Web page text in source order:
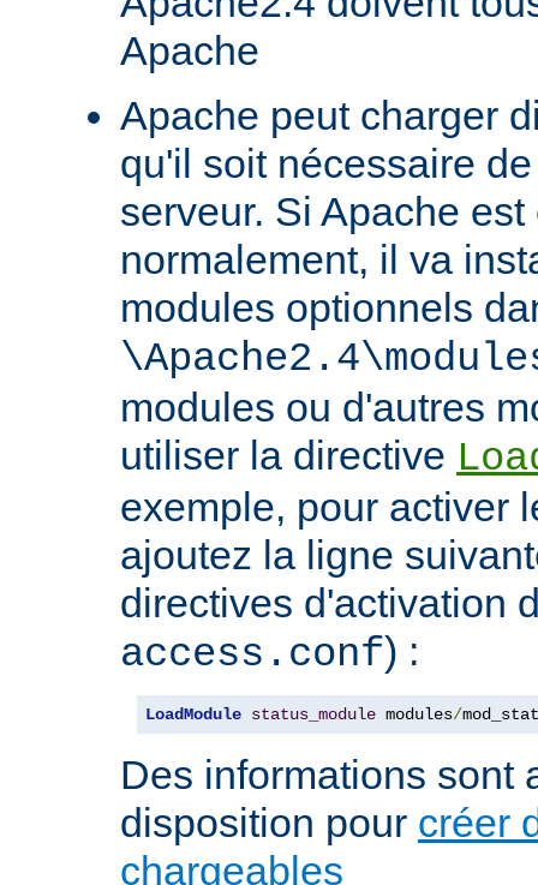
Apache
Apache peut charger
qu'il soit nécessaire
serveur. Si Apache
normalement, il va
modules optionnels
modules ou d'autres
utiliser la directive
exemple, pour activer
ajoutez la ligne
directives d'activation
access.conf) :
LoadModule status_module modules/
Des informations sont
disposition pour créer
chargeables